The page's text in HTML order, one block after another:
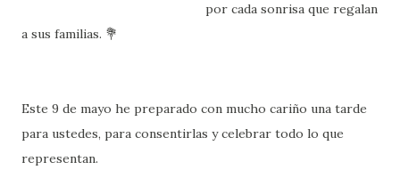
por cada sonrisa que regalan
a sus familias. 💐
Este 9 de mayo he preparado con mucho cariño una tarde
para ustedes, para consentirlas y celebrar todo lo que
representan.